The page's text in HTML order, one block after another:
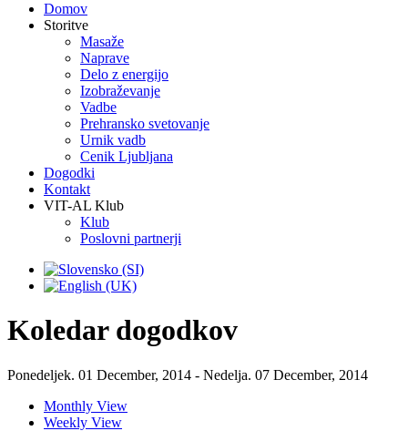
Domov
Storitve
Masaže
Naprave
Delo z energijo
Izobraževanje
Vadbe
Prehransko svetovanje
Urnik vadb
Cenik Ljubljana
Dogodki
Kontakt
VIT-AL Klub
Klub
Poslovni partnerji
Koledar dogodkov
Ponedeljek. 01 December, 2014 - Nedelja. 07 December, 2014
Monthly View
Weekly View